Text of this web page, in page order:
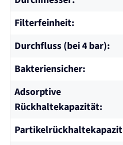
Filterfeinheit:
Durchfluss (bei 4 bar):
Bakteriensicher:
Adsorptive
Rückhaltekapazität: